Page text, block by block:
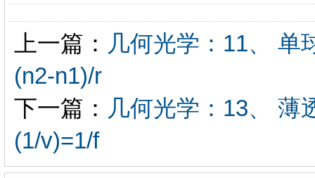
上一篇： 几何光学：11、
(n2-n1)/r
下一篇： 几何光学：13、
(1/v)=1/f